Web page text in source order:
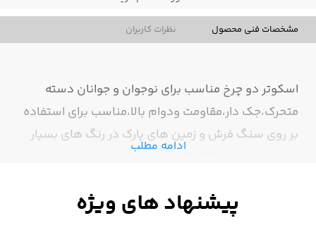
مشخصات فنی محصول نظرات کاربران
اسکوتر دو چرخ مناسب برای نوجوان و جوانان دسته
متحرک،جک دار،مقاومت ودوام بالا،مناسب برای استفاده
بر روی سنگ فرش و زمین های پارک در رنگ های بسیار
ادامه مطلب